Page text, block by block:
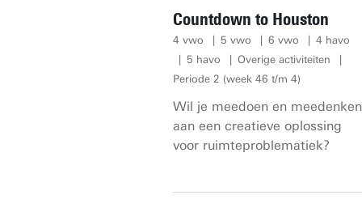
Countdown to Houston
4 vwo 5 vwo 6 vwo
4 havo
5 havo
Overige activiteiten
Periode 2 (week 46 t/m 4)
Wil je meedoen en meedenken
aan een creatieve oplossing
voor ruimteproblematiek?